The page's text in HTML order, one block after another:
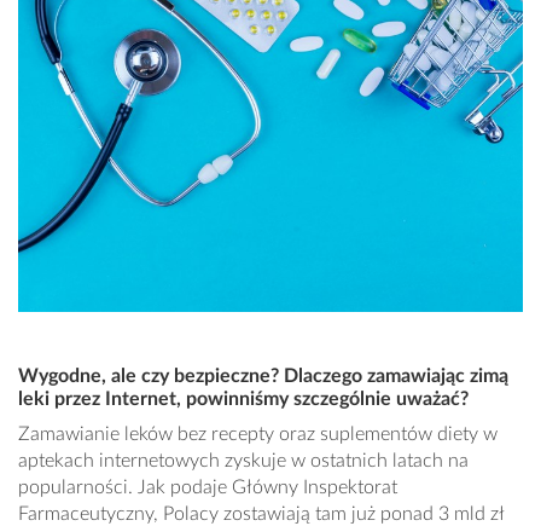
Wygodne, ale czy bezpieczne? Dlaczego zamawiając zimą
leki przez Internet, powinniśmy szczególnie uważać?
Zamawianie leków bez recepty oraz suplementów diety w
aptekach internetowych zyskuje w ostatnich latach na
popularności. Jak podaje Główny Inspektorat
Farmaceutyczny, Polacy zostawiają tam już ponad 3 mld zł